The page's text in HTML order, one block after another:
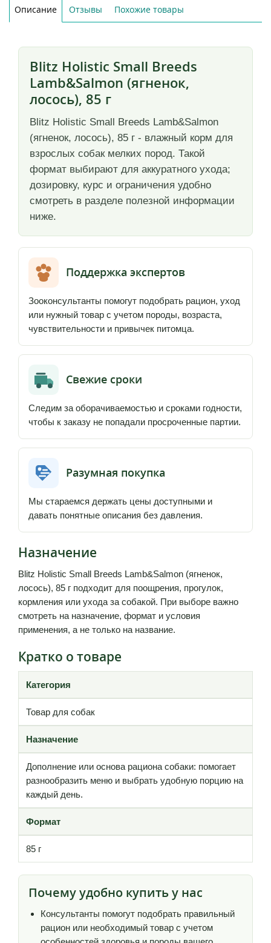
Описание Отзывы Похожие товары
Blitz Holistic Small Breeds
Lamb&Salmon (ягненок,
лосось), 85 г
Blitz Holistic Small Breeds Lamb&Salmon
(ягненок, лосось), 85 г - влажный корм для
взрослых собак мелких пород. Такой
формат выбирают для аккуратного ухода;
дозировку, курс и ограничения удобно
смотреть в разделе полезной информации
ниже.
Поддержка экспертов
Зооконсультанты помогут подобрать рацион, уход
или нужный товар с учетом породы, возраста,
чувствительности и привычек питомца.
Свежие сроки
Следим за оборачиваемостью и сроками годности,
чтобы к заказу не попадали просроченные партии.
Разумная покупка
Мы стараемся держать цены доступными и
давать понятные описания без давления.
Назначение
Blitz Holistic Small Breeds Lamb&Salmon (ягненок,
лосось), 85 г подходит для поощрения, прогулок,
кормления или ухода за собакой. При выборе важно
смотреть на назначение, формат и условия
применения, а не только на название.
Кратко о товаре
Категория
Товар для собак
Назначение
Дополнение или основа рациона собаки: помогает
разнообразить меню и выбрать удобную порцию на
каждый день.
Формат
85 г
Почему удобно купить у нас
Консультанты помогут подобрать правильный
рацион или необходимый товар с учетом